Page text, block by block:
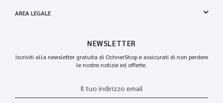
AREA LEGALE
NEWSLETTER
Iscriviti alla newsletter gratuita di OchnerShop e assicurati di non perdere
le nostre notizie ed offerte.